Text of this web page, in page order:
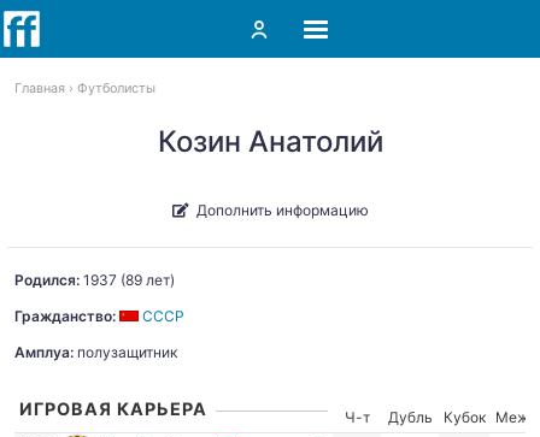
Главная Футболисты
Козин Анатолий
Дополнить информацию
Родился: 1937 (89 лет)
Гражданство:
СССР
Амплуа: полузащитник
ИГРОВАЯ КАРЬЕРА Ч-т Дубль Кубок
Межд.